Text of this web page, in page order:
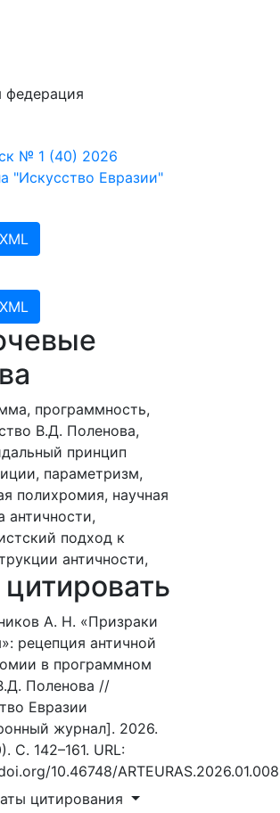
федерация
программность,
В.Д. Поленова,
принцип
параметризм,
полихромия, научная
античности,
подход к
античности,
А. Н. «Призраки
рецепция античной
в программном
Поленова //
Евразии
журнал]. 2026.
С. 142–161. URL:
10.46748/
цитирования